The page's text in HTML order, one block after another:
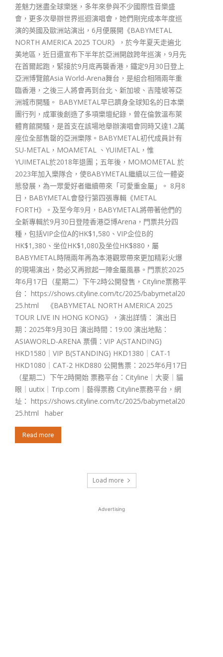
差魅力迷盡全球樂迷，多年來參與不少國際性音樂盛
會，更多次舉辦世界巡迴演唱會，她們剛完成本年度巡
演的英國及歐洲站演出，6月便展開《BABYMETAL
NORTH AMERICA 2025 TOUR》，於今年夏天走遍北
美地區，近日還宣布下半年於亞洲開啟跨年巡演，9月先
在首爾起跑，緊接於9月底再襲香港，鐵定9月30日登上
亞洲博覽館Asia World-Arena舞台，是組合相隔兩年重
臨香港，之後三人將會再到台北、新加坡、吉隆坡等亞
洲城市開騷。 BABYMETAL早已躋身全球知名的日本樂
團行列，成軍後創造了多項樂壇紀錄，曾在倫敦溫布萊
體育館開騷，是首支在該場地舉辦演唱會同時又達1.2萬
座位全部售罄的亞洲樂隊。BABYMETAL初代成員計有
SU-METAL，MOAMETAL 、YUIMETAL，惟
YUIMETAL於2018年退團；五年後，MOMOMETAL 於
2023年加入樂隊合，使BABYMETAL繼續以三位一體姿
態發展，為一眾愛好者繼續帶來「可愛重金屬」。 8月8
日，BABYMETAL會發行第四張專輯《METAL
FORTH》。及至今年9月，BABYMETAL將帶著他們的
全新專輯於9月30日登陸香港亞博Arena，門票共分四
種，包括VIP企位A的HK$1,580、VIP企位B的
HK$1,380、坐位HK$1,080及坐位HK$880，屬
BABYMETAL時隔兩年再為本港觀眾帶來更加精彩火爆
的現場演出，勢必又再掀起一陣金屬風暴。門票於2025
年6月17日（星期二）下午2時公開發售，Cityline票務平
台： https://shows.cityline.com/tc/2025/babymetal20
25.html 《BABYMETAL NORTH AMERICA 2025
TOUR LIVE IN HONG KONG》，演出詳情： 演出日
期：2025年9月30日 演出時間：19:00 演出地點：
ASIAWORLD-ARENA 票價：VIP A(STANDING)
HKD1580｜VIP B(STANDING) HKD1380｜CAT-1
HKD1080｜CAT-2 HKD880 公開售票：2025年6月17日
（星期二）下午2時開始 票務平台：Cityline｜大麥｜貓
眼｜uutix｜Trip.com｜藝得票務 Cityline票務平台，網
址： https://shows.cityline.com/tc/2025/babymetal20
25.html haber
Read more
Load more
Advertising